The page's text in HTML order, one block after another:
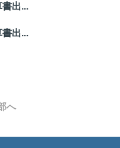
書出...
書出...
へ